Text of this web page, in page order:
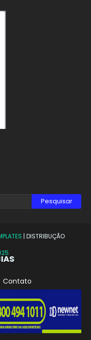
| DISTRIBUÇÃO
Contato